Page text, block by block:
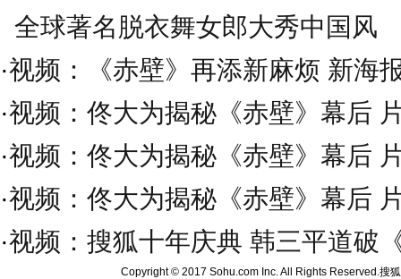
全球著名脱衣舞女郎大秀中国风
·视频：《赤壁》再添新麻烦 新海
·视频：佟大为揭秘《赤壁》幕后
·视频：佟大为揭秘《赤壁》幕后
·视频：佟大为揭秘《赤壁》幕后
·视频：搜狐十年庆典 韩三平道破
Copyright © 2017 Sohu.com Inc. All Rights Reserved.搜